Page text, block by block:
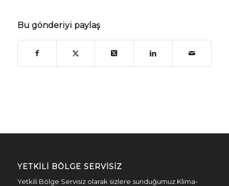
Bu gönderiyi paylaş
YETKILI BÖLGE SERVISIZ
Yetkili Bölge Servisiz olarak sizlere sunduğumuz Klima-